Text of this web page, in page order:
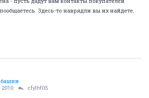
Здесь-то наврядли вы их найдете.
башни
cfylhf05